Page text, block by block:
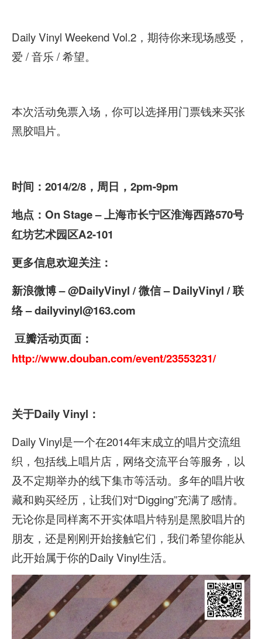
Daily Vinyl Weekend Vol.2，期待你来现场感受，
爱 / 音乐 / 希望。
本次活动免票入场，你可以选择用门票钱来买张
黑胶唱片。
时间： 2014/2/8 ，周日， 2pm-9pm
地点： On Stage–上海市长宁区淮海西路570号
红坊艺术园区A2-101
更多信息欢迎关注：
新浪微博– @DailyVinyl /微信– DailyVinyl /联
络– dailyvinyl@163.com
豆瓣活动页面：
http://www.douban.com/event/23553231/
关于Daily Vinyl ：
Daily Vinyl是一个在2014年末成立的唱片交流组
织，包括线上唱片店，网络交流平台等服务，以
及不定期举办的线下集市等活动。多年的唱片收
藏和购买经历，让我们对“Digging”充满了感情。
无论你是同样离不开实体唱片特别是黑胶唱片的
朋友，还是刚刚开始接触它们，我们希望你能从
此开始属于你的Daily Vinyl生活。